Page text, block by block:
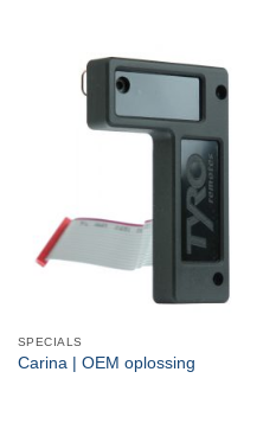
SPECIALS
Carina | OEM oplossing